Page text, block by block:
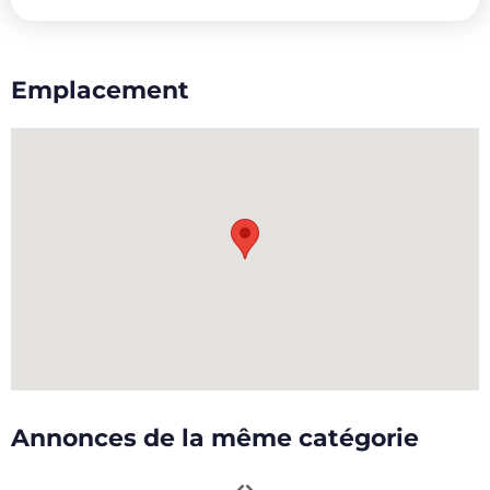
Emplacement
Annonces de la même catégorie